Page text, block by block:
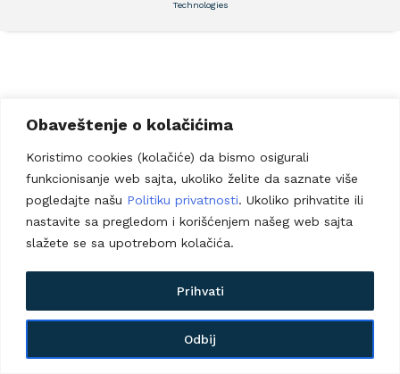
Obaveštenje o kolačićima
Koristimo cookies (kolačiće) da bismo osigurali
funkcionisanje web sajta, ukoliko želite da saznate više
pogledajte našu Politiku privatnosti. Ukoliko prihvatite ili
nastavite sa pregledom i korišćenjem našeg web sajta
slažete se sa upotrebom kolačića.
Odbij
Prihvati
Technologies